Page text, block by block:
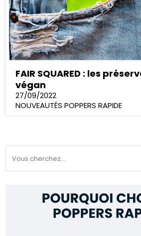
FAIR SQUARED : les
végan
27/09/2022
NOUVEAUTÉS POPPERS RAPIDE